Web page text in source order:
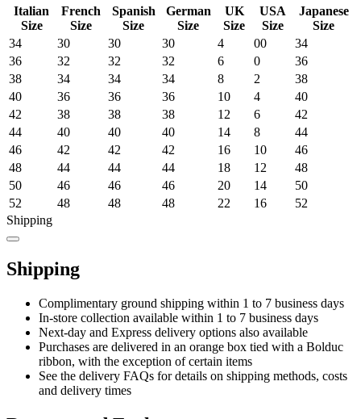
Italian
Size
French
Size
Spanish
Size
German
Size
UK
Size
USA
Size
Japanese
Size
34
30 30 30 4 00
34
36
32 32 32 6 0
36
38
34 34 34 8 2
38
40
36 36 36 10 4
40
42
38 38 38 12 6
42
44
40 40 40 14 8
44
46
42 42 42 16 10
46
48
44 44 44 18 12
48
50
46 46 46 20 14
50
52
48 48 48 22 16
52
Shipping
Shipping
Complimentary ground shipping within 1 to 7 business days
In-store collection available within 1 to 7 business days
Next-day and Express delivery options also available
Purchases are delivered in an orange box tied with a Bolduc
ribbon, with the exception of certain items
See the delivery FAQs for details on shipping methods, costs
and delivery times